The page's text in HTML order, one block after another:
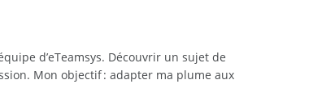
d’eTeamsys. Découvrir un sujet de
Mon objectif : adapter ma plume aux